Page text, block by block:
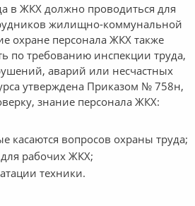
в ЖКХ должно проводиться для
жилищно-коммунальной
охране персонала ЖКХ также
по требованию инспекции труда,
аварий или несчастных
утверждена Приказом № 758н,
знание персонала ЖКХ:
касаются вопросов охраны труда;
рабочих ЖКХ;
техники.